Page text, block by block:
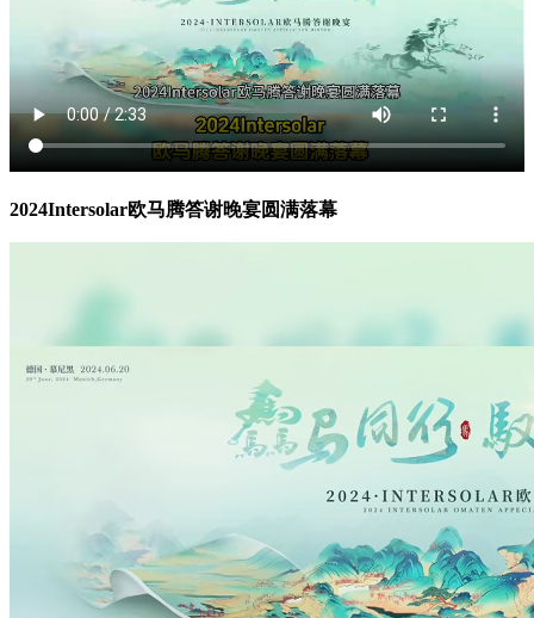
2024Intersolar欧马腾答谢晚宴圆满落幕